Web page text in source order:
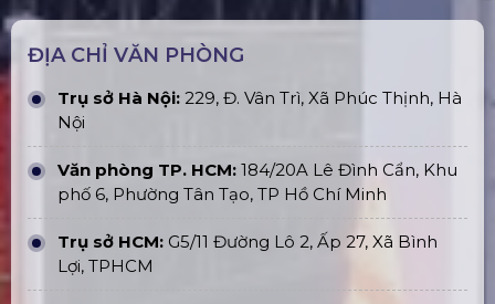
ĐỊA CHỈ VĂN PHÒNG
Trụ sở Hà Nội: 229, Đ. Vân Trì, Xã Phúc Thịnh, Hà
Nội
Văn phòng TP. HCM: 184/20A Lê Đình Cẩn, Khu
phố 6, Phường Tân Tạo, TP Hồ Chí Minh
Trụ sở HCM: G5/11 Đường Lô 2, Ấp 27, Xã Bình
Lợi, TPHCM